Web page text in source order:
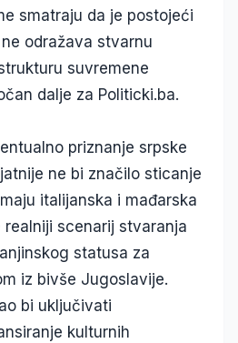
smatraju da je postojeći
odražava stvarnu
suvremene
dalje za Politicki.ba.
priznanje srpske
ne bi značilo sticanje
italijanska i mađarska
realniji scenarij stvaranja
statusa za
iz bivše Jugoslavije.
bi uključivati
kulturnih